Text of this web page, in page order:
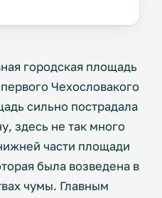
городская площадь
Чехословакого
сильно пострадала
здесь не так много
части площади
была возведена в
чумы. Главным